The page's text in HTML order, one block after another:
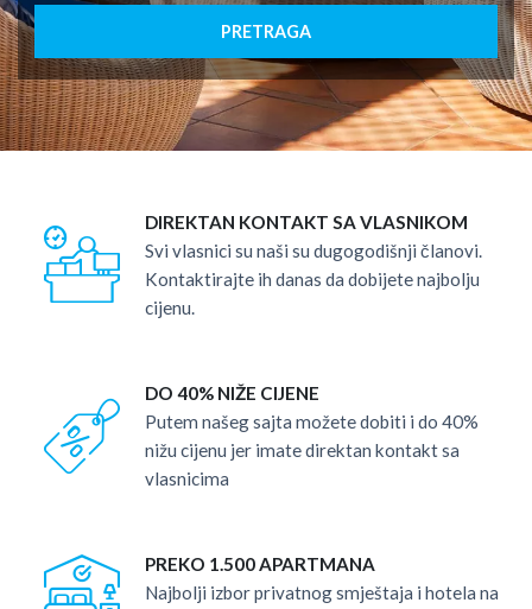
PRETRAGA
DIREKTAN KONTAKT SA VLASNIKOM
Svi vlasnici su naši su dugogodišnji članovi.
Kontaktirajte ih danas da dobijete najbolju
cijenu.
DO 40% NIŽE CIJENE
Putem našeg sajta možete dobiti i do 40%
nižu cijenu jer imate direktan kontakt sa
vlasnicima
PREKO 1.500 APARTMANA
Najbolji izbor privatnog smještaja i hotela na